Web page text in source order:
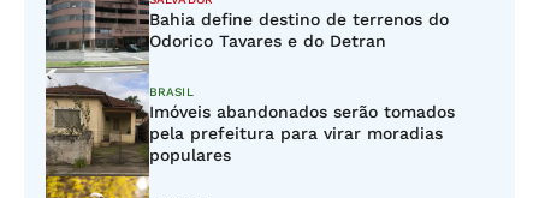
Bahia define destino de terrenos do
Odorico Tavares e do Detran
BRASIL
Imóveis abandonados serão tomados
pela prefeitura para virar moradias
populares